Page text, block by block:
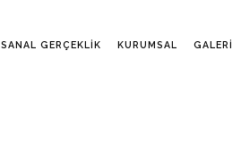
SANAL GERÇEKLIK KURUMSAL GALERI